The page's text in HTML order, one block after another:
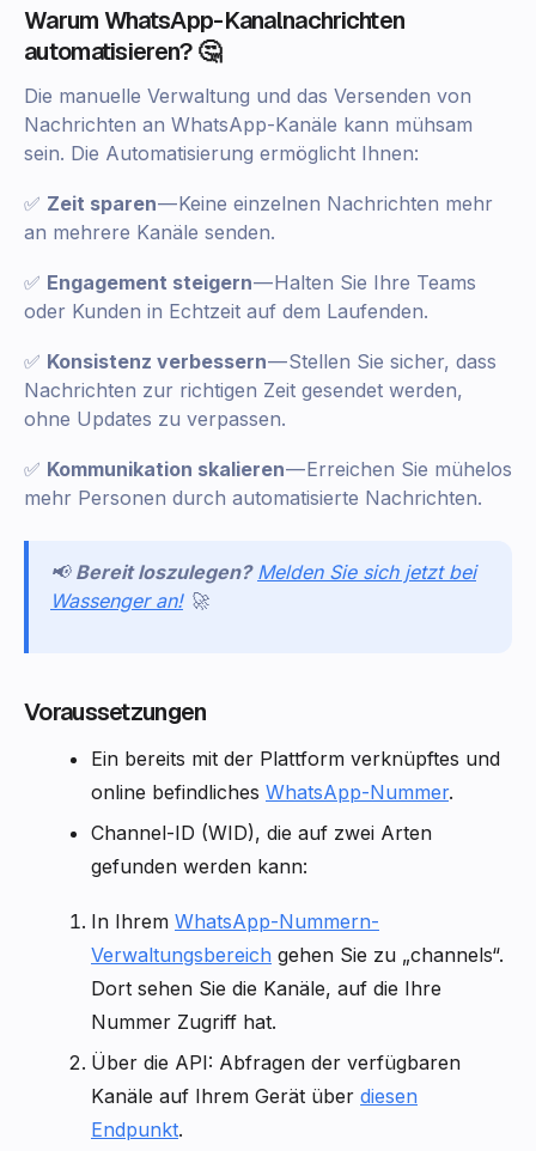
Warum WhatsApp-Kanalnachrichten
automatisieren? 🤔
Die manuelle Verwaltung und das Versenden von
Nachrichten an WhatsApp-Kanäle kann mühsam
sein. Die Automatisierung ermöglicht Ihnen:
✅ Zeit sparen— Keine einzelnen Nachrichten mehr
an mehrere Kanäle senden.
✅ Engagement steigern— Halten Sie Ihre Teams
oder Kunden in Echtzeit auf dem Laufenden.
✅ Konsistenz verbessern— Stellen Sie sicher, dass
Nachrichten zur richtigen Zeit gesendet werden,
ohne Updates zu verpassen.
✅ Kommunikation skalieren— Erreichen Sie mühelos
mehr Personen durch automatisierte Nachrichten.
📢 Bereit loszulegen? Melden Sie sich jetzt bei
Wassenger an! 🚀
Voraussetzungen
Ein bereits mit der Plattform verknüpftes und
online befindliches WhatsApp-Nummer.
Channel-ID (WID), die auf zwei Arten
gefunden werden kann:
In Ihrem WhatsApp-Nummern-
Verwaltungsbereich gehen Sie zu „channels“.
Dort sehen Sie die Kanäle, auf die Ihre
Nummer Zugriff hat.
Über die API: Abfragen der verfügbaren
Kanäle auf Ihrem Gerät über diesen
Endpunkt.